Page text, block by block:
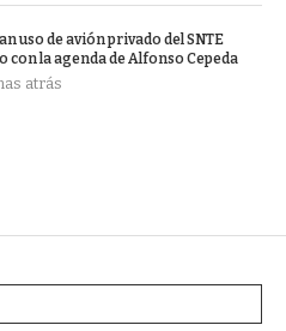
uso de avión privado del SNTE
con la agenda de Alfonso Cepeda
atrás